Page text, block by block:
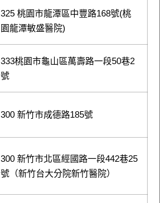
325 桃園市龍潭區中豐路168號(桃
園龍潭敏盛醫院)
333桃園市龜山區萬壽路一段50巷2
號
300 新竹市成德路185號
300 新竹市北區經國路一段442巷25
號（新竹台大分院新竹醫院）